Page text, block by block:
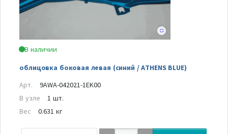
В наличии
облицовка боковая левая (синий / ATHENS BLUE)
Арт.
9AWA-042021-1EK00
В узле
1 шт.
Вес
0.631 кг